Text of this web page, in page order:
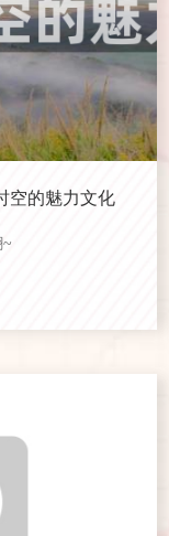
空的魅力文化